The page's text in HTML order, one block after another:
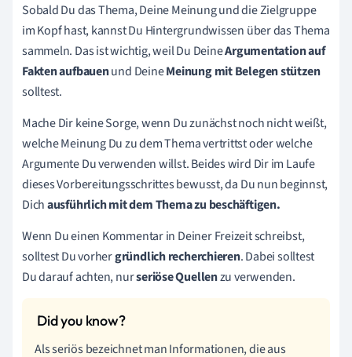
Sobald Du das Thema, Deine Meinung und die Zielgruppe
im Kopf hast, kannst Du Hintergrundwissen über das Thema
sammeln. Das ist wichtig, weil Du DeineArgumentation auf
Fakten aufbauenund DeineMeinung mit Belegen stützen
solltest.
Mache Dir keine Sorge, wenn Du zunächst noch nicht weißt,
welche Meinung Du zu dem Thema vertrittst oder welche
Argumente Du verwenden willst. Beides wird Dir im Laufe
dieses Vorbereitungsschrittes bewusst, da Du nun beginnst,
Dichausführlich mit dem Thema zu beschäftigen.
Wenn Du einen Kommentar in Deiner Freizeit schreibst,
solltest Du vorhergründlich recherchieren. Dabei solltest
Du darauf achten, nurseriöse Quellenzu verwenden.
Als seriös bezeichnet man Informationen, die aus